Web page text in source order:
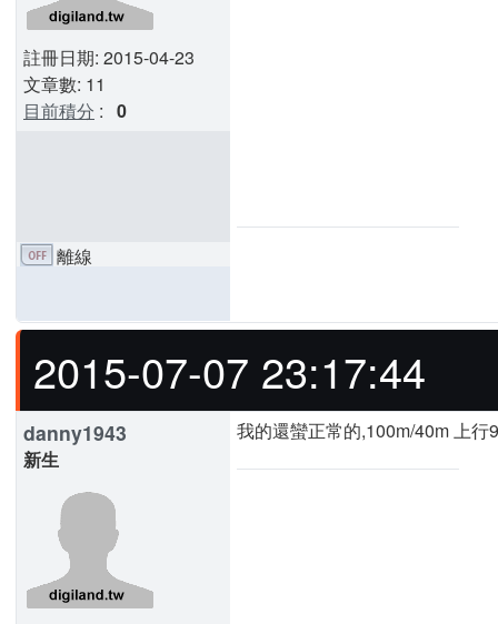
註冊日期: 2015-04-23
文章數: 11
目前積分 : 0
離線
2015-07-07 23:17:44
danny1943
新生
我的還蠻正常的,100m/40m 上行